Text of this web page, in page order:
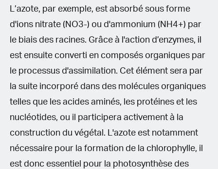
L’azote, par exemple, est absorbé sous forme
d'ions nitrate (NO3-) ou d'ammonium (NH4+) par
le biais des racines. Grâce à l'action d’enzymes, il
est ensuite converti en composés organiques par
le processus d'assimilation. Cet élément sera par
la suite incorporé dans des molécules organiques
telles que les acides aminés, les protéines et les
nucléotides, ou il participera activement à la
construction du végétal. L'azote est notamment
nécessaire pour la formation de la chlorophylle, il
est donc essentiel pour la photosynthèse des